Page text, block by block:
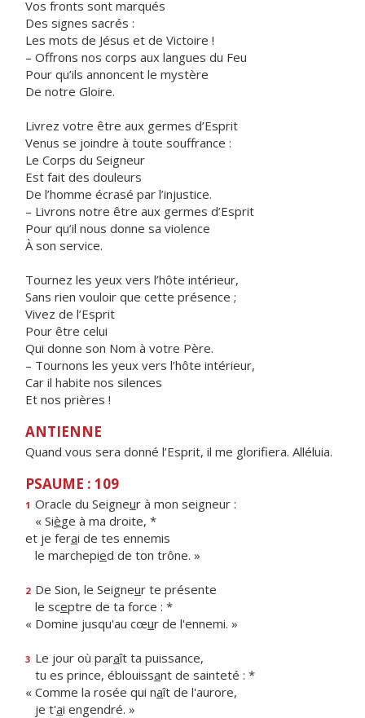
Vos fronts sont marqués
Des signes sacrés :
Les mots de Jésus et de Victoire !
– Offrons nos corps aux langues du Feu
Pour qu’ils annoncent le mystère
De notre Gloire.
Livrez votre être aux germes d’Esprit
Venus se joindre à toute souffrance :
Le Corps du Seigneur
Est fait des douleurs
De l’homme écrasé par l’injustice.
– Livrons notre être aux germes d’Esprit
Pour qu’il nous donne sa violence
À son service.
Tournez les yeux vers l’hôte intérieur,
Sans rien vouloir que cette présence ;
Vivez de l’Esprit
Pour être celui
Qui donne son Nom à votre Père.
– Tournons les yeux vers l’hôte intérieur,
Car il habite nos silences
Et nos prières !
ANTIENNE
Quand vous sera donné l’Esprit, il me glorifiera. Alléluia.
PSAUME : 109
1 Oracle du Seigneur à mon seigneur :
« Siège à ma droite, *
et je ferai de tes ennemis
le marchepied de ton trône. »
2 De Sion, le Seigneur te présente
le sceptre de ta force : *
« Domine jusqu'au cœur de l'ennemi. »
3 Le jour où paraît ta puissance,
tu es prince, éblouissant de sainteté : *
« Comme la rosée qui naît de l'aurore,
je t'ai engendré. »